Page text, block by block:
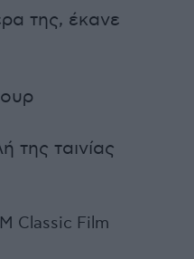
της, έκανε
της ταινίας
Classic Film